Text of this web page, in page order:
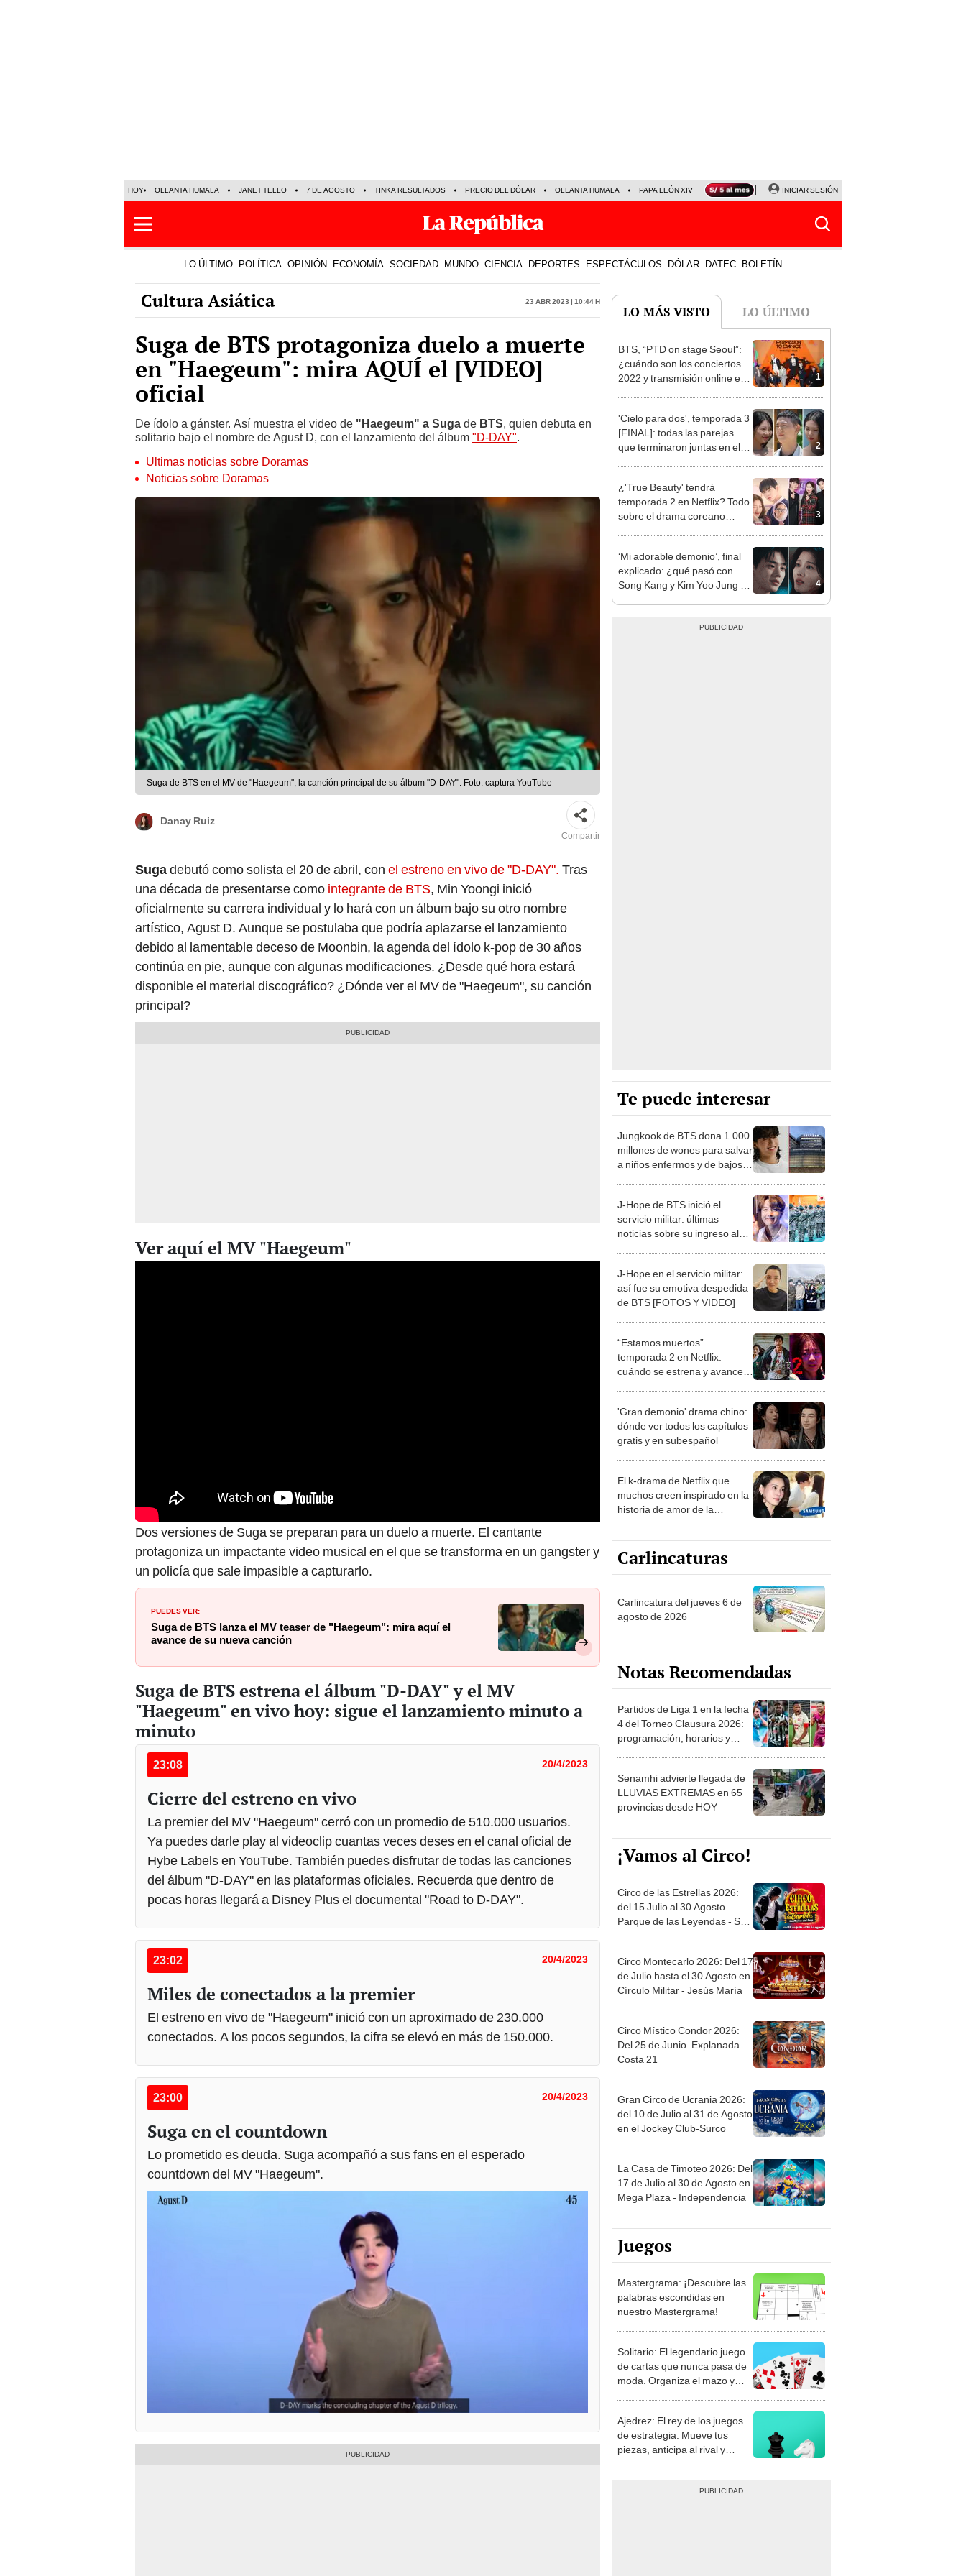
HOY OLLANTA HUMALA JANET TELLO 7 DE AGOSTO TINKA RESULTADOS PRECIO DEL DÓLAR OLLANTA HUMALA PAPA LEÓN XIV NALDY SALDAÑA LA BELLA LUZ
INICIAR SESIÓN
LO ÚLTIMO POLÍTICA OPINIÓN ECONOMÍA SOCIEDAD MUNDO CIENCIA DEPORTES ESPECTÁCULOS DÓLAR DATEC BOLETÍN
Cultura Asiática 23 Abr 2023 | 10:44 h
Suga de BTS protagoniza duelo a muerte
en "Haegeum": mira AQUÍ el [VIDEO]
oficial
De ídolo a gánster. Así muestra el video de "Haegeum" a Suga de BTS, quien debuta en
solitario bajo el nombre de Agust D, con el lanzamiento del álbum "D-DAY".
Últimas noticias sobre Doramas
Noticias sobre Doramas
Suga de BTS en el MV de "Haegeum", la canción principal de su álbum "D-DAY". Foto: captura YouTube
Danay Ruiz
Compartir
Sugadebutó como solista el 20 de abril, con el estreno en vivo de "D-DAY". Tras
una década de presentarse como integrante de BTS, Min Yoongi inició
oficialmente su carrera individual y lo hará con un álbum bajo su otro nombre
artístico, Agust D. Aunque se postulaba que podría aplazarse el lanzamiento
debido al lamentable deceso de Moonbin, la agenda del ídolo k-pop de 30 años
continúa en pie, aunque con algunas modificaciones. ¿Desde qué hora estará
disponible el material discográfico? ¿Dónde ver el MV de "Haegeum", su canción
principal?
Ver aquí el MV "Haegeum"
Dos versiones de Suga se preparan para un duelo a muerte. El cantante
protagoniza un impactante video musical en el que se transforma en un gangster y
un policía que sale impasible a capturarlo.
PUEDES VER:
Suga de BTS lanza el MV teaser de "Haegeum": mira aquí el
avance de su nueva canción
Suga de BTS estrena el álbum "D-DAY" y el MV
"Haegeum" en vivo hoy: sigue el lanzamiento minuto a
minuto
23:08 20/4/2023
Cierre del estreno en vivo
La premier del MV "Haegeum" cerró con un promedio de 510.000 usuarios.
Ya puedes darle play al videoclip cuantas veces deses en el canal oficial de
Hybe Labels en YouTube. También puedes disfrutar de todas las canciones
del álbum "D-DAY" en las plataformas oficiales. Recuerda que dentro de
pocas horas llegará a Disney Plus el documental "Road to D-DAY".
23:02 20/4/2023
Miles de conectados a la premier
El estreno en vivo de "Haegeum" inició con un aproximado de 230.000
conectados. A los pocos segundos, la cifra se elevó en más de 150.000.
23:00 20/4/2023
Suga en el countdown
Lo prometido es deuda. Suga acompañó a sus fans en el esperado
countdown del MV "Haegeum".
LO MÁS VISTO LO ÚLTIMO
1
BTS, “PTD on stage Seoul”:
¿cuándo son los conciertos
2022 y transmisión online en
2
'Cielo para dos', temporada 3
[FINAL]: todas las parejas
que terminaron juntas en el
3
¿'True Beauty' tendrá
temporada 2 en Netflix? Todo
sobre el drama coreano
4
‘Mi adorable demonio’, final
explicado: ¿qué pasó con
Song Kang y Kim Yoo Jung en
Te puede interesar
Jungkook de BTS dona 1.000
millones de wones para salvar
a niños enfermos y de bajos
J-Hope de BTS inició el
servicio militar: últimas
noticias sobre su ingreso al
J-Hope en el servicio militar:
así fue su emotiva despedida
de BTS [FOTOS Y VIDEO]
“Estamos muertos”
temporada 2 en Netflix:
cuándo se estrena y avances
'Gran demonio' drama chino:
dónde ver todos los capítulos
gratis y en subespañol
El k-drama de Netflix que
muchos creen inspirado en la
historia de amor de la
Carlincaturas
Carlincatura del jueves 6 de
agosto de 2026
Notas Recomendadas
Partidos de Liga 1 en la fecha
4 del Torneo Clausura 2026:
programación, horarios y
Senamhi advierte llegada de
LLUVIAS EXTREMAS en 65
provincias desde HOY
¡Vamos al Circo!
Circo de las Estrellas 2026:
del 15 Julio al 30 Agosto.
Parque de las Leyendas - San
Circo Montecarlo 2026: Del 17
de Julio hasta el 30 Agosto en
Círculo Militar - Jesús María
Circo Místico Condor 2026:
Del 25 de Junio. Explanada
Costa 21
Gran Circo de Ucrania 2026:
del 10 de Julio al 31 de Agosto
en el Jockey Club-Surco
La Casa de Timoteo 2026: Del
17 de Julio al 30 de Agosto en
Mega Plaza - Independencia
Juegos
Mastergrama: ¡Descubre las
palabras escondidas en
nuestro Mastergrama!
Solitario: El legendario juego
de cartas que nunca pasa de
moda. Organiza el mazo y
Ajedrez: El rey de los juegos
de estrategia. Mueve tus
piezas, anticipa al rival y